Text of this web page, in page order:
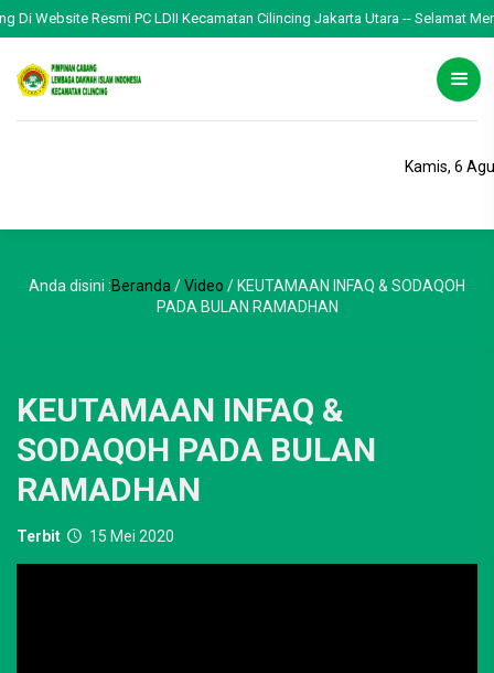
Resmi PC LDII Kecamatan Cilincing Jakarta Utara -- Selamat
Kamis, 6
Anda disini :Beranda /Video / KEUTAMAAN INFAQ & SODAQOH
PADA BULAN RAMADHAN
KEUTAMAAN INFAQ &
SODAQOH PADA BULAN
RAMADHAN
Terbit 15 Mei 2020